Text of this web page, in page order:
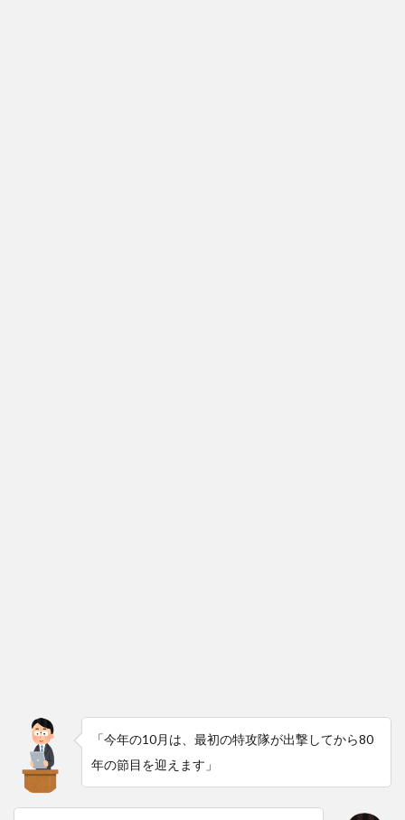
「今年の10月は、最初の特攻隊が出撃してから80
年の節目を迎えます」